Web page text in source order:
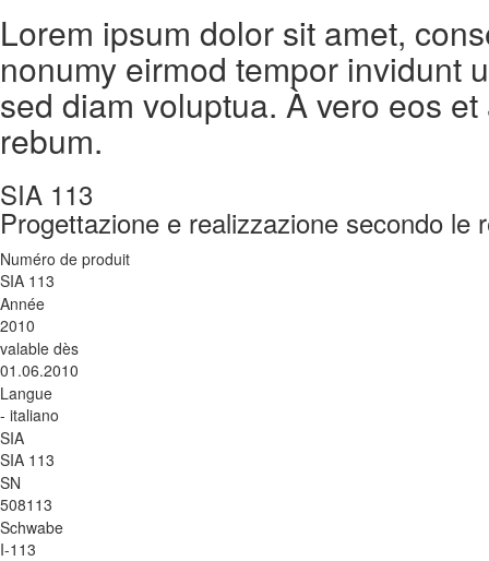
Lorem ipsum dolor sit amet,
nonumy eirmod tempor invidunt
sed diam voluptua. À vero eos
rebum.
SIA 113
Progettazione e realizzazione secondo le
Numéro de produit
SIA 113
Année
2010
valable dès
01.06.2010
Langue
- italiano
SIA
SIA 113
SN
508113
Schwabe
I-113